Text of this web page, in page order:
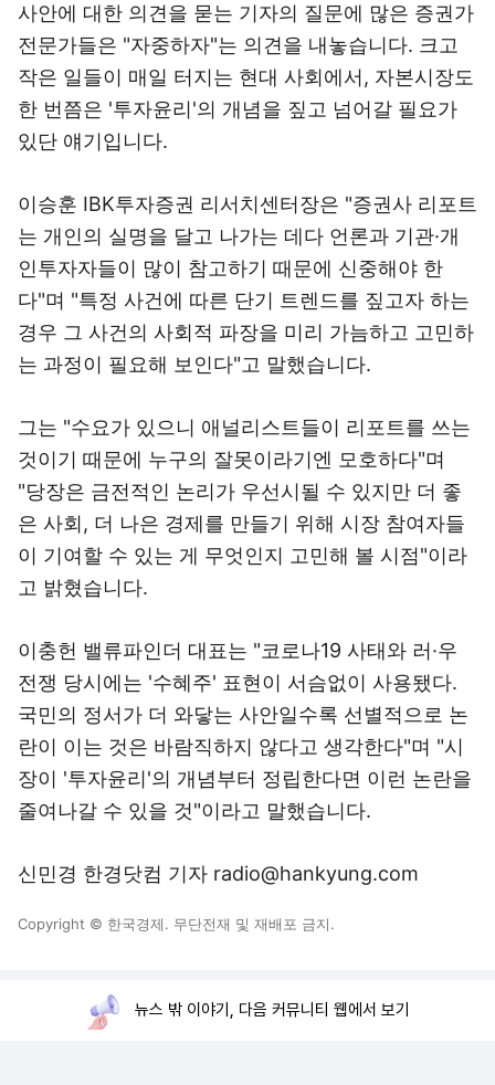
사안에 대한 의견을 묻는 기자의 질문에 많은 증권가
전문가들은 "자중하자"는 의견을 내놓습니다. 크고
작은 일들이 매일 터지는 현대 사회에서, 자본시장도
한 번쯤은 '투자윤리'의 개념을 짚고 넘어갈 필요가
있단 얘기입니다.
이승훈 IBK투자증권 리서치센터장은 "증권사 리포트
는 개인의 실명을 달고 나가는 데다 언론과 기관·개
인투자자들이 많이 참고하기 때문에 신중해야 한
다"며 "특정 사건에 따른 단기 트렌드를 짚고자 하는
경우 그 사건의 사회적 파장을 미리 가늠하고 고민하
는 과정이 필요해 보인다"고 말했습니다.
그는 "수요가 있으니 애널리스트들이 리포트를 쓰는
것이기 때문에 누구의 잘못이라기엔 모호하다"며
"당장은 금전적인 논리가 우선시될 수 있지만 더 좋
은 사회, 더 나은 경제를 만들기 위해 시장 참여자들
이 기여할 수 있는 게 무엇인지 고민해 볼 시점"이라
고 밝혔습니다.
이충헌 밸류파인더 대표는 "코로나19 사태와 러·우
전쟁 당시에는 '수혜주' 표현이 서슴없이 사용됐다.
국민의 정서가 더 와닿는 사안일수록 선별적으로 논
란이 이는 것은 바람직하지 않다고 생각한다"며 "시
장이 '투자윤리'의 개념부터 정립한다면 이런 논란을
줄여나갈 수 있을 것"이라고 말했습니다.
신민경 한경닷컴 기자 radio@hankyung.com
Copyright © 한국경제. 무단전재 및 재배포 금지.
뉴스 밖 이야기, 다음 커뮤니티 웹에서 보기